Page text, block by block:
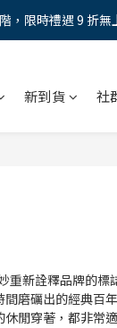
，限時禮遇 9 折無
，限時禮遇 9 折無
的年齡和視力需
新到貨 社
重新詮釋品牌的
磨礪出的經典
閒穿著，都非常